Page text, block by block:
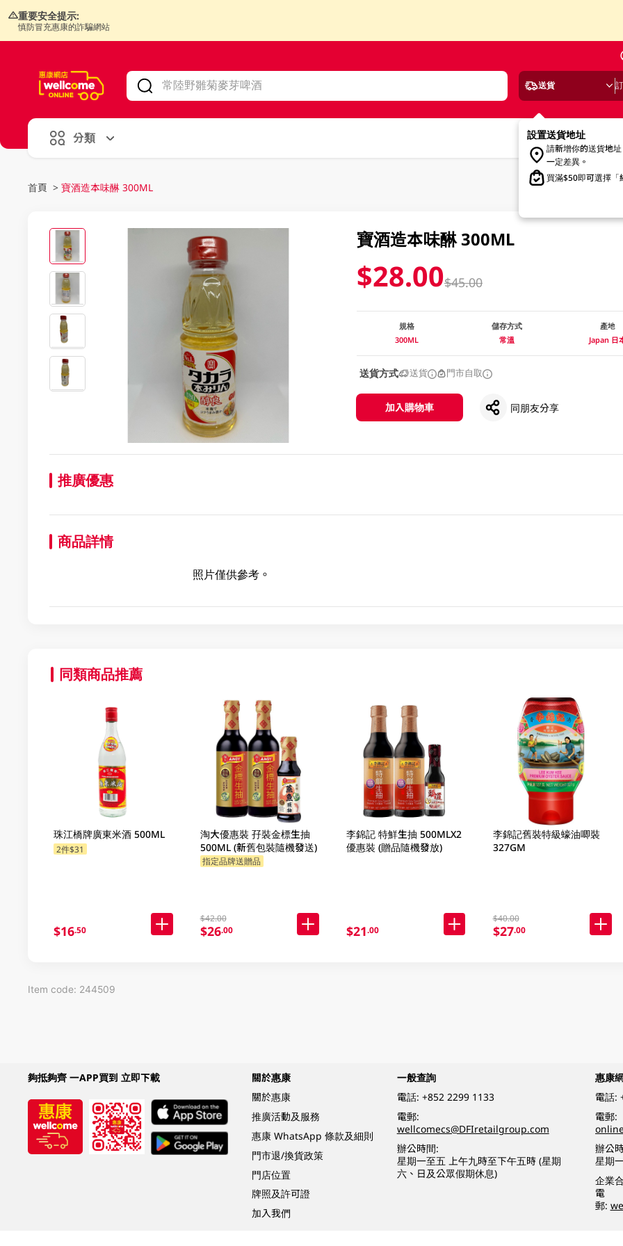
重要安全提示:
慎防冒充惠康的詐騙網站
送貨
設置送貨地址
請新增你的送貨地
一定差異。
買滿$50即可選擇「
分類
首頁 > 寶酒造本味醂 300ML
寶酒造本味醂 300ML
$28.00$45.00
規格
300ML
儲存方式
常溫
產地
Japan 日
送貨方式 送貨 門市自取
加入購物車 同朋友分享
推廣優惠
商品詳情
照片僅供參考。
同類商品推薦
珠江橋牌廣東米酒 500ML
2件$31
$16.50
淘大優惠裝 孖裝金標生抽
500ML (新舊包裝隨機發送)
指定品牌送贈品
$42.00
$26.00
李錦記 特鮮生抽 500MLX2
優惠裝 (贈品隨機發放)
$21.00
李錦記舊裝特級蠔油唧裝
327GM
$40.00
$27.00
Item code: 244509
夠抵夠齊 一APP買到 立即下載
關於惠康
關於惠康
推廣活動及服務
惠康 WhatsApp 條款及細則
門市退/換貨政策
門店位置
牌照及許可證
加入我們
一般查詢
電話: +852 2299 1133
電郵:
wellcomecs@DFIretailgroup.com
辦公時間:
星期一至五 上午九時至下午五時 (星期
六、日及公眾假期休息)
惠康
電話:
電郵:
辦公
星期
企業
電
郵: